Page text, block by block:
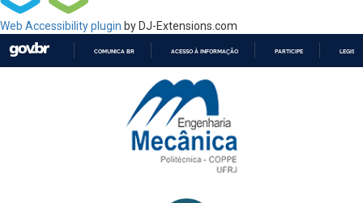
Web Accessibility plugin by DJ-Extensions.com
PARA
CONTEÚDO
COMUNICA BR ACESSO À INFORMAÇÃO PARTICIPE